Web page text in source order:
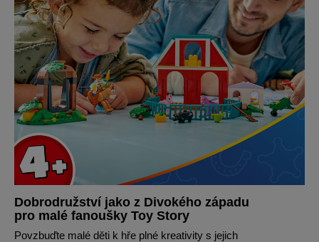
Dobrodružství jako z Divokého západu
pro malé fanoušky Toy Story
Povzbuďte malé děti k hře plné kreativity s jejich